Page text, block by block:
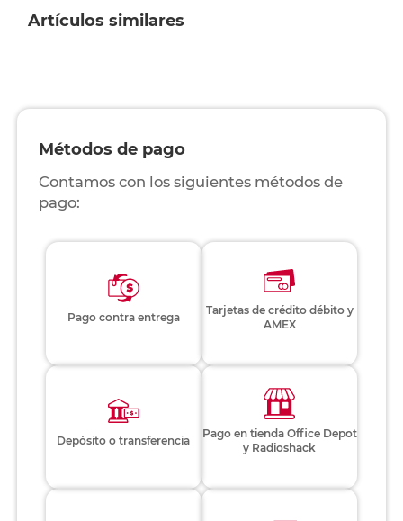
Artículos similares
Métodos de pago
Contamos con los siguientes métodos de
pago:
Pago contra entrega
Tarjetas de crédito débito y
AMEX
Depósito o transferencia
Pago en tienda Office Depot
y Radioshack